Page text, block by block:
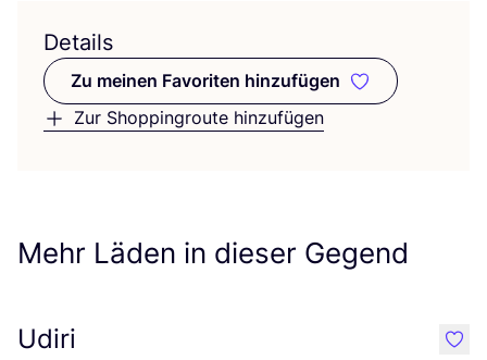
Details
Zu meinen Favoriten hinzufügen
Zu meinen Favoriten
Zur Shoppingroute hinzufügen
Mehr Läden in dieser Gegend
Udiri like